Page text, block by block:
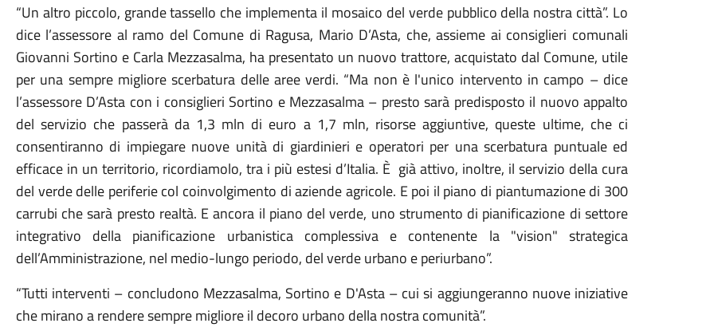
“Un altro piccolo, grande tassello che implementa il mosaico del verde pubblico della nostra città”. Lo
dice l’assessore al ramo del Comune di Ragusa, Mario D’Asta, che, assieme ai consiglieri comunali
Giovanni Sortino e Carla Mezzasalma, ha presentato un nuovo trattore, acquistato dal Comune, utile
per una sempre migliore scerbatura delle aree verdi. “Ma non è l'unico intervento in campo – dice
l’assessore D’Asta con i consiglieri Sortino e Mezzasalma – presto sarà predisposto il nuovo appalto
del servizio che passerà da 1,3 mln di euro a 1,7 mln, risorse aggiuntive, queste ultime, che ci
consentiranno di impiegare nuove unità di giardinieri e operatori per una scerbatura puntuale ed
efficace in un territorio, ricordiamolo, tra i più estesi d’Italia. È già attivo, inoltre, il servizio della cura
del verde delle periferie col coinvolgimento di aziende agricole. E poi il piano di piantumazione di 300
carrubi che sarà presto realtà. E ancora il piano del verde, uno strumento di pianificazione di settore
integrativo della pianificazione urbanistica complessiva e contenente la "vision" strategica
dell’Amministrazione, nel medio-lungo periodo, del verde urbano e periurbano”.
“Tutti interventi – concludono Mezzasalma, Sortino e D'Asta – cui si aggiungeranno nuove iniziative
che mirano a rendere sempre migliore il decoro urbano della nostra comunità”.